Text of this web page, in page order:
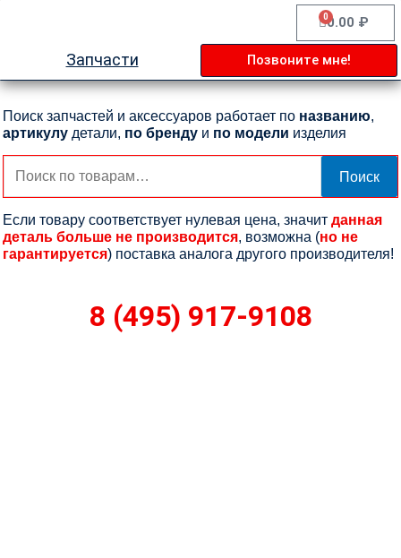
0.00 ₽
0
Cart
Запчасти Позвоните мне!
Поиск запчастей и аксессуаров работает по названию,
артикулу детали, по бренду и по модели изделия
Искать:
Поиск
Если товару соответствует нулевая цена, значит данная
деталь больше не производится, возможна (но не
гарантируется) поставка аналога другого производителя!
8 (495) 917-9108